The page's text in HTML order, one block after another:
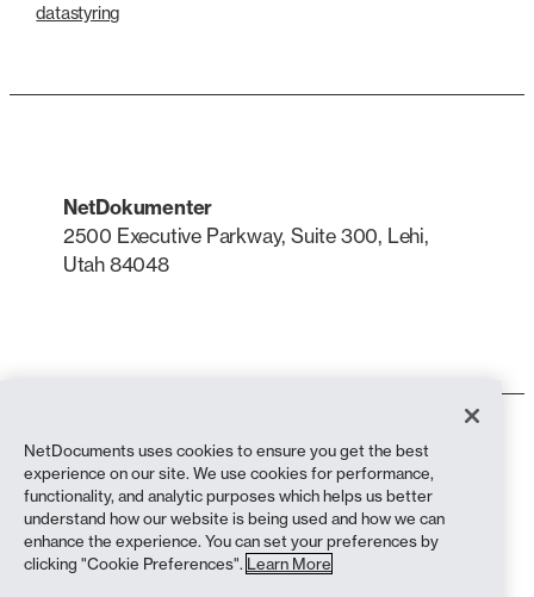
datastyring
NetDokumenter
2500 Executive Parkway, Suite 300, Lehi,
Utah 84048
Personvernerklæring
Personvernerklæring (innbyggere i California)
Anti-slaveri-erklæring
Informasjonskapsler
Samsvar
NetDocuments uses cookies to ensure you get the best
experience on our site. We use cookies for performance,
functionality, and analytic purposes which helps us better
understand how our website is being used and how we can
enhance the experience. You can set your preferences by
clicking "Cookie Preferences". Learn More